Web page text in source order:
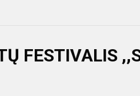
FESTIVALIS